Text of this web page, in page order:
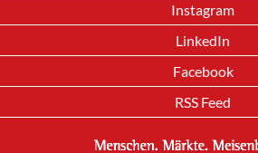
Instagram
LinkedIn
Facebook
RSS Feed